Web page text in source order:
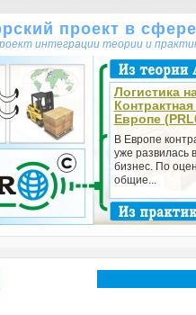
проект в
интеграции теории и
Логистика
Европе
В Европе
уже развилась
бизнес. По
общие...